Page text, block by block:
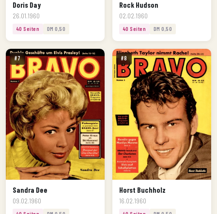
Doris Day
26.01.1960
40 Seiten DM 0,50
Rock Hudson
02.02.1960
40 Seiten DM 0,50
#7
Sandra Dee
09.02.1960
#8
Horst Buchholz
16.02.1960